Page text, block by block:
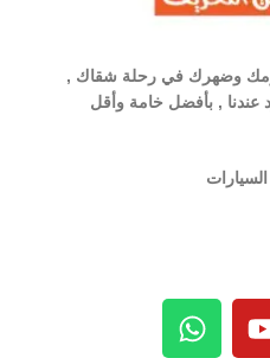
وضهرك في رحلة شقاك ,
, بأفضل خامة وأقل